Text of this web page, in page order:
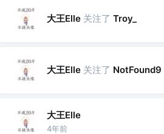
大王Elle 关注了 Troy_
大王Elle 关注了 NotFound9
大王Elle
4年前